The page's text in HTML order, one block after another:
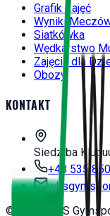
Grafik Zajęć
Wyniki
Siatkówka
Wędkarstwo
Zajęcia dla
Obozy
KONTAKT
Siedziba Klubu
+48 535
©
WKS